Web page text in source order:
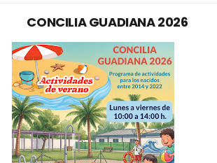
CONCILIA GUADIANA 2026